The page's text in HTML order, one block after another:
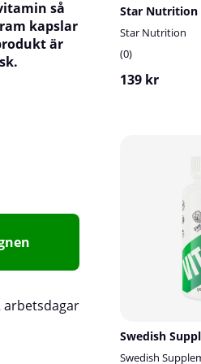
så
kapslar
är
arbetsdagar
Star Nutrition
Star Nutrition
0
139 kr
Swedish